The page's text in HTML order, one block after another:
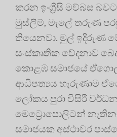
කරන ඉංග්‍රීසි මව්බස
මුස්ලිම්, මැලේ තරුණ
තියෙනවා. මුල් ඉදිරුණ
සංස්කෘතික වේදනාව
කොළඹ සමාජයේ
ආධිපත්‍යය හැරුණාම
ලෝකය පුරා විසිරී
මෙට්‍රොපොලිටන්
සමාජයක අස්ථාවර